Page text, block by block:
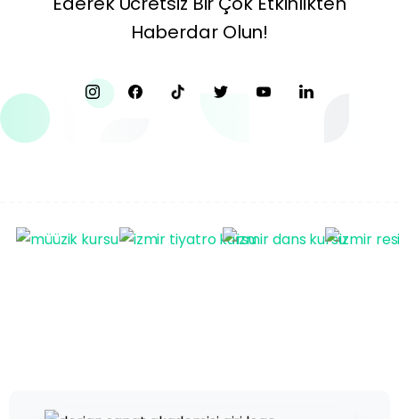
Haberdar Olun!